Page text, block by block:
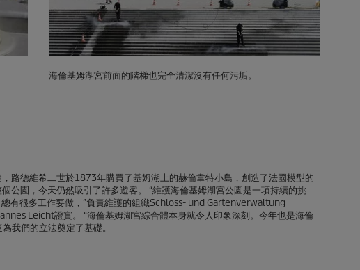
海倫基姆湖宮前面的階梯也完全清潔沒有任何污垢。
路德維希二世於1873年購買了基姆湖上的赫倫韋特小島，創造了法國模型的
公園，今天仍然吸引了許多遊客。 “維護海倫基姆湖宮公園是一項持續的挑
有很多工作要做，”負責維護的組織Schloss- und Gartenverwaltung
Leicht證實。 “海倫基姆湖宮綜合體本身就令人印象深刻。今年也是海倫
我們的立法奠定了基礎。